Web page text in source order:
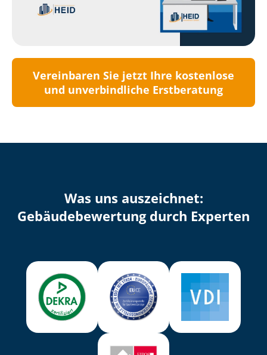
Vereinbaren Sie jetzt Ihre kostenlose
und unverbindliche Erstberatung
Was uns auszeichnet:
Ge­bäu­de­be­wer­tung durch Experten